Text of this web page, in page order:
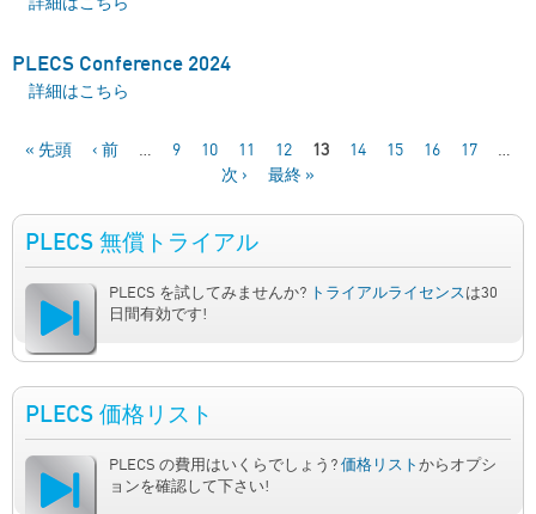
APEC 2024 について
詳細はこちら
PLECS Conference 2024
PLECS Conference 2024 について
詳細はこちら
« 先頭 ‹ 前 … 9 10 11 12 13 14 15 16 17
…
次 ›
最終 »
PLECS 無償トライアル
PLECS を試してみませんか? トライアルライセンスは30
日間有効です!
PLECS 価格リスト
PLECS の費用はいくらでしょう? 価格リスト からオプシ
ョンを確認して下さい!